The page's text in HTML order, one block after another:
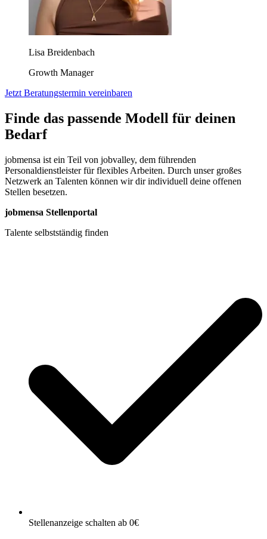
Lisa Breidenbach
Growth Manager
Jetzt Beratungstermin vereinbaren
Finde das passende Modell für deinen
Bedarf
jobmensa ist ein Teil von jobvalley, dem führenden
Personaldienstleister für flexibles Arbeiten. Durch unser großes
Netzwerk an Talenten können wir dir individuell deine offenen
Stellen besetzen.
jobmensa Stellenportal
Talente selbstständig finden
Stellenanzeige schalten ab 0€